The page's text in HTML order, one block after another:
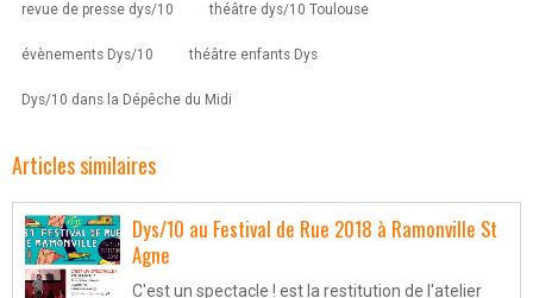
revue de presse dys/10 théâtre dys/10 Toulouse
évènements Dys/10 théâtre enfants Dys
Dys/10 dans la Dépêche du Midi
Articles similaires
Dys/10 au Festival de Rue 2018 à Ramonville St
Agne
C'est un spectacle ! est la restitution de l'atelier